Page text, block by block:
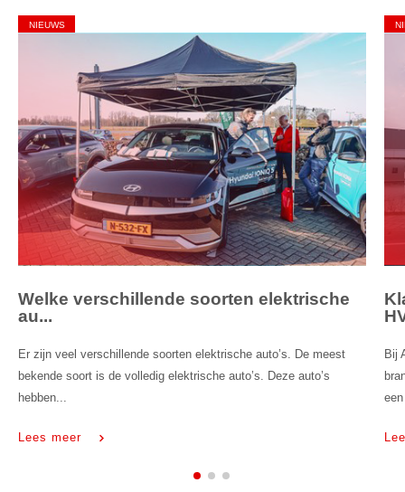
NIEUWS
Welke verschillende soorten elektrische
au...
Er zijn veel verschillende soorten elektrische auto’s. De meest
bekende soort is de volledig elektrische auto’s. Deze auto’s
hebben...
Lees meer
Bij